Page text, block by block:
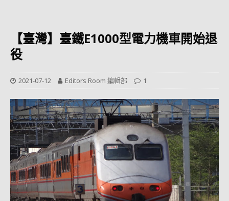
【臺灣】臺鐵E1000型電力機車開始退
役
2021-07-12 Editors Room 編輯部 1